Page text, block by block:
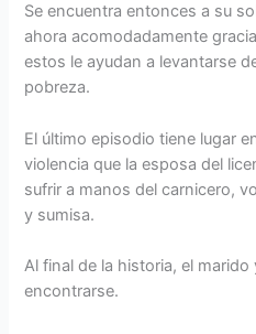
Se encuentra entonces a su
ahora acomodadamente
estos le ayudan a levantarse
pobreza.
El último episodio tiene lugar
violencia que la esposa del
sufrir a manos del carnicero,
y sumisa.
Al final de la historia, el marido
encontrarse.